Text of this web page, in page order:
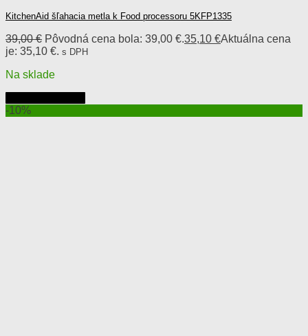
KitchenAid šľahacia metla k Food processoru 5KFP1335
39,00€ Pôvodná cena bola: 39,00 €.35,10 €Aktuálna cena
je: 35,10 €. s DPH
Na sklade
-10%